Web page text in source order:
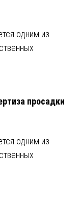
одним из
просадки
одним из